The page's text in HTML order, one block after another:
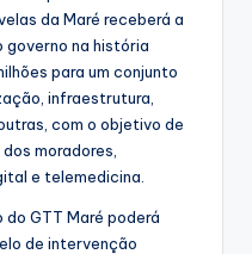
da Maré receberá a
governo na história
para um conjunto
infraestrutura,
com o objetivo de
moradores,
e telemedicina.
GTT Maré poderá
de intervenção